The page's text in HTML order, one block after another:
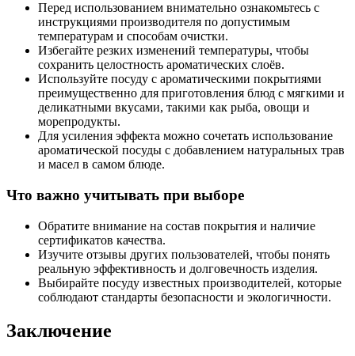
Перед использованием внимательно ознакомьтесь с
инструкциями производителя по допустимым
температурам и способам очистки.
Избегайте резких изменений температуры, чтобы
сохранить целостность ароматических слоёв.
Используйте посуду с ароматическими покрытиями
преимущественно для приготовления блюд с мягкими и
деликатными вкусами, такими как рыба, овощи и
морепродукты.
Для усиления эффекта можно сочетать использование
ароматической посуды с добавлением натуральных трав
и масел в самом блюде.
Что важно учитывать при выборе
Обратите внимание на состав покрытия и наличие
сертификатов качества.
Изучите отзывы других пользователей, чтобы понять
реальную эффективность и долговечность изделия.
Выбирайте посуду известных производителей, которые
соблюдают стандарты безопасности и экологичности.
Заключение